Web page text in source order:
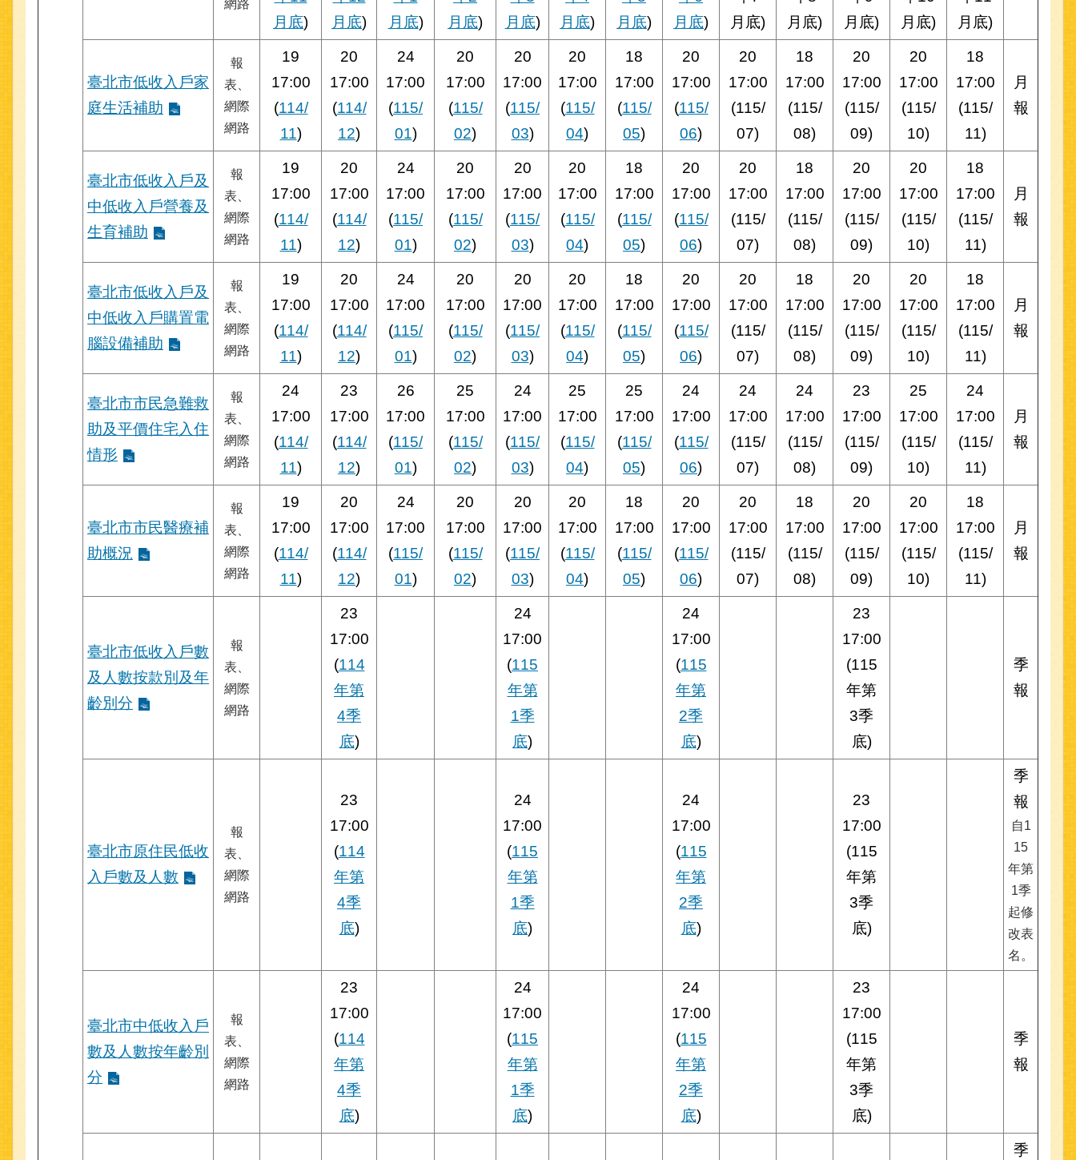
網路
月底)
月底)
月底)
月底)
月底)
月底)
月底)
月底)
月底)
月底)
月底)
月底)
月底)
臺北市低收入戶家
庭生活補助
報
表、
網際
網路
19
17:00
(114/
11)
20
17:00
(114/
12)
24
17:00
(115/
01)
20
17:00
(115/
02)
20
17:00
(115/
03)
20
17:00
(115/
04)
18
17:00
(115/
05)
20
17:00
(115/
06)
20
17:00
(115/
07)
18
17:00
(115/
08)
20
17:00
(115/
09)
20
17:00
(115/
10)
18
17:00
(115/
11)
月
報
臺北市低收入戶及
中低收入戶營養及
生育補助
報
表、
網際
網路
19
17:00
(114/
11)
20
17:00
(114/
12)
24
17:00
(115/
01)
20
17:00
(115/
02)
20
17:00
(115/
03)
20
17:00
(115/
04)
18
17:00
(115/
05)
20
17:00
(115/
06)
20
17:00
(115/
07)
18
17:00
(115/
08)
20
17:00
(115/
09)
20
17:00
(115/
10)
18
17:00
(115/
11)
月
報
臺北市低收入戶及
中低收入戶購置電
腦設備補助
報
表、
網際
網路
19
17:00
(114/
11)
20
17:00
(114/
12)
24
17:00
(115/
01)
20
17:00
(115/
02)
20
17:00
(115/
03)
20
17:00
(115/
04)
18
17:00
(115/
05)
20
17:00
(115/
06)
20
17:00
(115/
07)
18
17:00
(115/
08)
20
17:00
(115/
09)
20
17:00
(115/
10)
18
17:00
(115/
11)
月
報
臺北市市民急難救
助及平價住宅入住
情形
報
表、
網際
網路
24
17:00
(114/
11)
23
17:00
(114/
12)
26
17:00
(115/
01)
25
17:00
(115/
02)
24
17:00
(115/
03)
25
17:00
(115/
04)
25
17:00
(115/
05)
24
17:00
(115/
06)
24
17:00
(115/
07)
24
17:00
(115/
08)
23
17:00
(115/
09)
25
17:00
(115/
10)
24
17:00
(115/
11)
月
報
臺北市市民醫療補
助概況
報
表、
網際
網路
19
17:00
(114/
11)
20
17:00
(114/
12)
24
17:00
(115/
01)
20
17:00
(115/
02)
20
17:00
(115/
03)
20
17:00
(115/
04)
18
17:00
(115/
05)
20
17:00
(115/
06)
20
17:00
(115/
07)
18
17:00
(115/
08)
20
17:00
(115/
09)
20
17:00
(115/
10)
18
17:00
(115/
11)
月
報
臺北市低收入戶數
及人數按款別及年
齡別分
報
表、
網際
網路
23
17:00
(114
年第
4季
底)
24
17:00
(115
年第
1季
底)
24
17:00
(115
年第
2季
底)
23
17:00
(115
年第
3季
底)
季
報
臺北市原住民低收
入戶數及人數
報
表、
網際
網路
23
17:00
(114
年第
4季
底)
24
17:00
(115
年第
1季
底)
24
17:00
(115
年第
2季
底)
23
17:00
(115
年第
3季
底)
季
報
自1
15
年第
1季
起修
改表
名。
臺北市中低收入戶
數及人數按年齡別
分
報
表、
網際
網路
23
17:00
(114
年第
4季
底)
24
17:00
(115
年第
1季
底)
24
17:00
(115
年第
2季
底)
23
17:00
(115
年第
3季
底)
季
報
季